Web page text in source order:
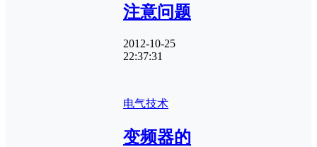
注意问题
2012-10-25
22:37:31
电气技术
变频器的